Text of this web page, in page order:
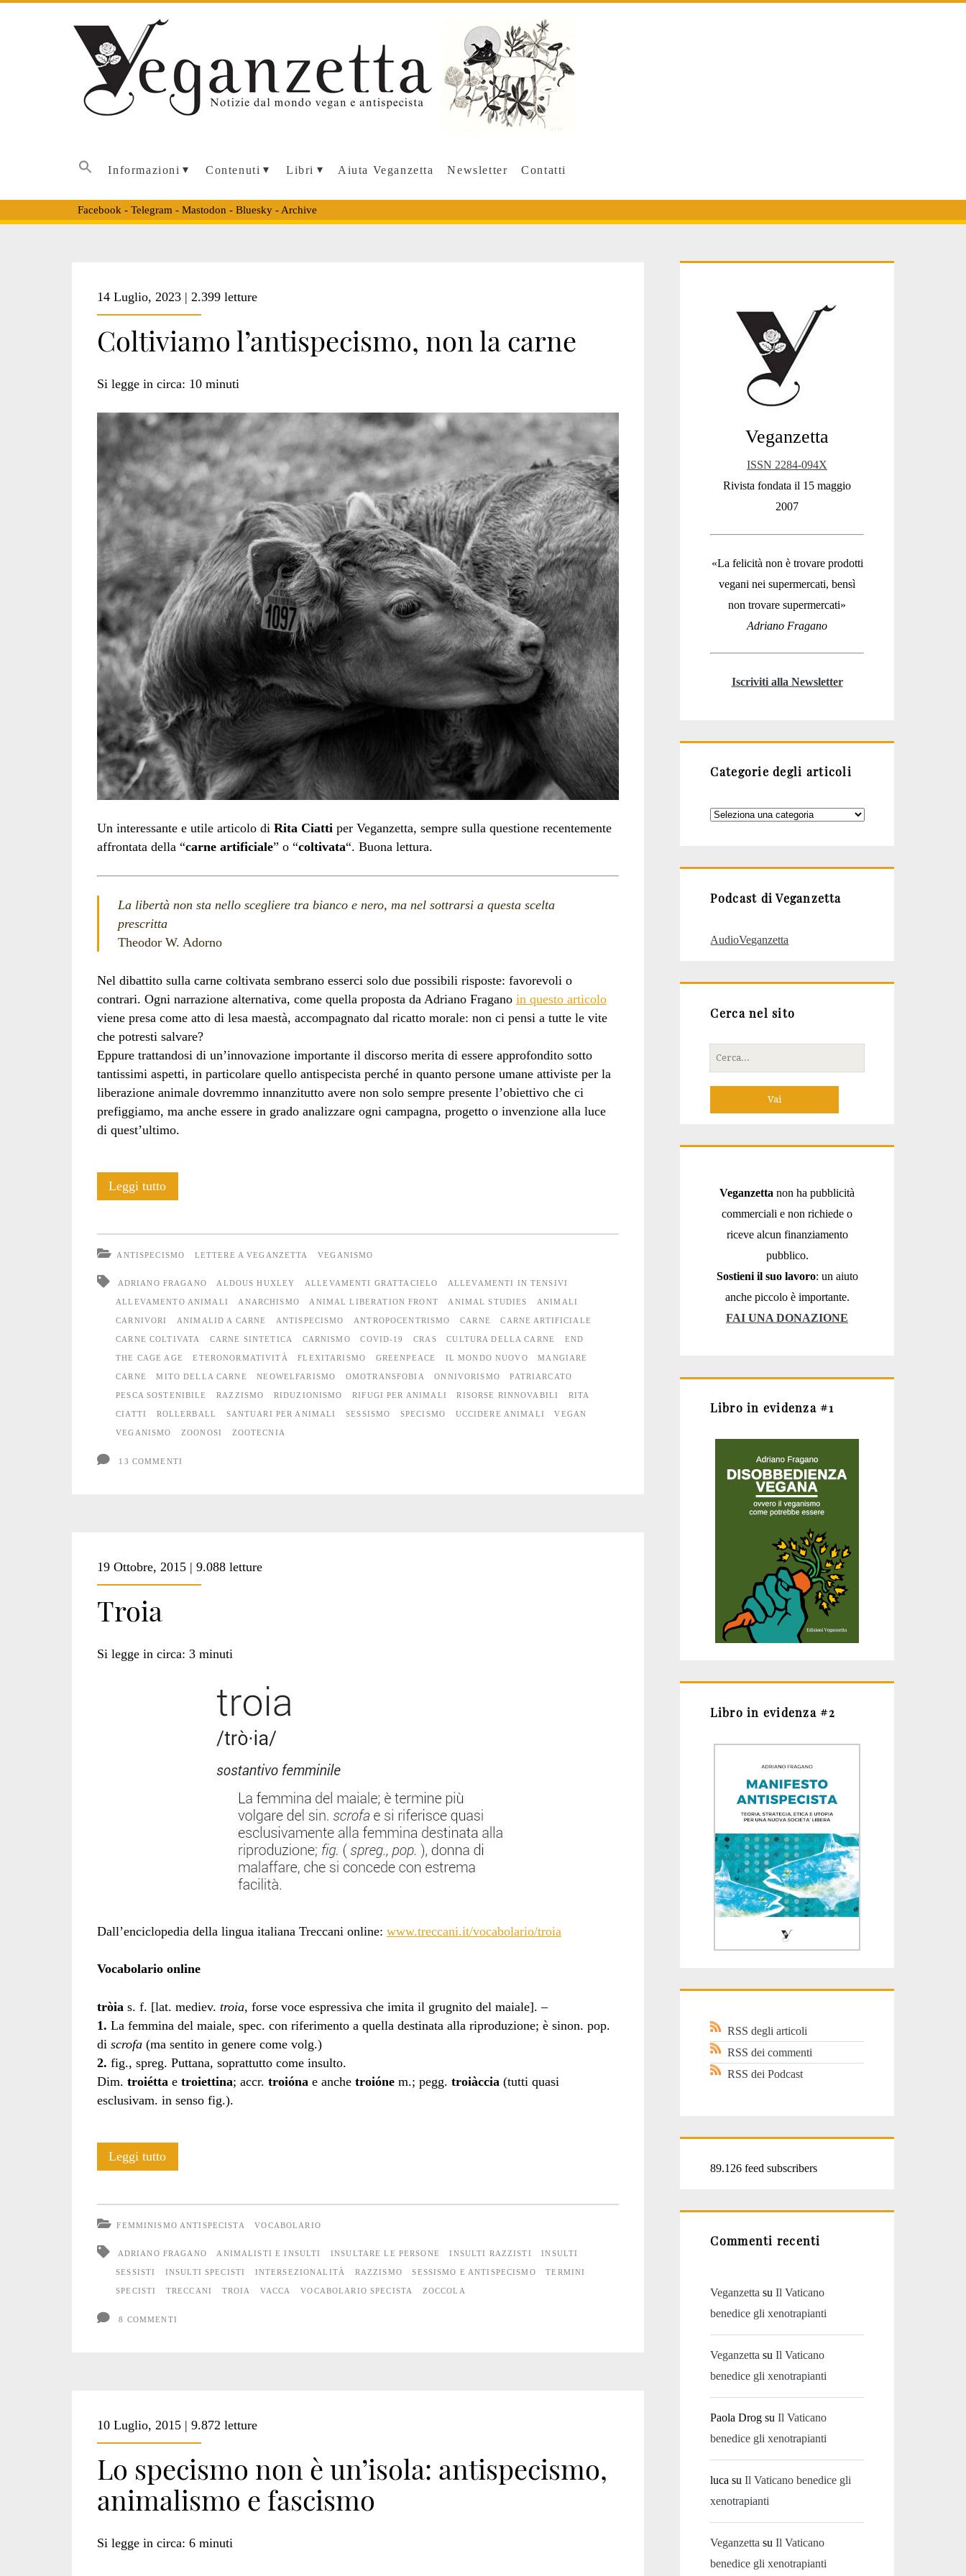
Informazioni Contenuti Libri Aiuta Veganzetta Newsletter Contatti
Facebook - Telegram - Mastodon - Bluesky- Archive
<span>RAZZISMO</span>
14 Luglio, 2023 | 2.399 letture
Coltiviamo l’antispecismo, non la carne
Si legge in circa: 10 minuti
Un interessante e utile articolo di Rita Ciattiper Veganzetta, sempre sulla questione recentemente
affrontata della “carne artificiale” o “coltivata“. Buona lettura.
La libertà non sta nello scegliere tra bianco e nero, ma nel sottrarsi a questa scelta
prescritta
Theodor W. Adorno
Nel dibattito sulla carne coltivata sembrano esserci solo due possibili risposte: favorevoli o
contrari. Ogni narrazione alternativa, come quella proposta da Adriano Fragano in questo articolo
viene presa come atto di lesa maestà, accompagnato dal ricatto morale: non ci pensi a tutte le vite
che potresti salvare?
Eppure trattandosi di un’innovazione importante il discorso merita di essere approfondito sotto
tantissimi aspetti, in particolare quello antispecista perché in quanto persone umane attiviste per la
liberazione animale dovremmo innanzitutto avere non solo sempre presente l’obiettivo che ci
prefiggiamo, ma anche essere in grado analizzare ogni campagna, progetto o invenzione alla luce
di quest’ultimo.
Leggi tuttoColtiviamo
carne
ANTISPECISMO LETTERE A VEGANZETTA VEGANISMO
ADRIANO FRAGANO ALDOUS HUXLEY ALLEVAMENTI GRATTACIELO ALLEVAMENTI IN TENSIVI
ALLEVAMENTO ANIMALI ANARCHISMO ANIMAL LIBERATION FRONT ANIMAL STUDIES ANIMALI
CARNIVORI ANIMALID A CARNE ANTISPECISMO ANTROPOCENTRISMO CARNE CARNE ARTIFICIALE
CARNE COLTIVATA CARNE SINTETICA CARNISMO COVID-19 CRAS CULTURA DELLA CARNE END
THE CAGE AGE ETERONORMATIVITÀ FLEXITARISMO GREENPEACE IL MONDO NUOVO MANGIARE
CARNE MITO DELLA CARNE NEOWELFARISMO OMOTRANSFOBIA ONNIVORISMO PATRIARCATO
PESCA SOSTENIBILE RAZZISMO RIDUZIONISMO RIFUGI PER ANIMALI RISORSE RINNOVABILI RITA
CIATTI ROLLERBALL SANTUARI PER ANIMALI SESSISMO SPECISMO UCCIDERE ANIMALI VEGAN
VEGANISMO ZOONOSI ZOOTECNIA
13 COMMENTI
19 Ottobre, 2015 | 9.088 letture
Troia
Si legge in circa: 3 minuti
Dall’enciclopedia della lingua italiana Treccani online: www.treccani.it/vocabolario/troia
Vocabolario online
tròia s. f. [lat. mediev. troia, forse voce espressiva che imita il grugnito del maiale]. –
1. La femmina del maiale, spec. con riferimento a quella destinata alla riproduzione; è sinon. pop.
di scrofa(ma sentito in genere come volg.)
2. fig., spreg. Puttana, soprattutto come insulto.
Dim. troiétta e troiettina; accr. troióna e anche troiónem.; pegg. troiàccia (tutti quasi
esclusivam. in senso fig.).
Leggi tuttoTroia
FEMMINISMO ANTISPECISTA VOCABOLARIO
ADRIANO FRAGANO ANIMALISTI E INSULTI INSULTARE LE PERSONE INSULTI RAZZISTI INSULTI
SESSISTI INSULTI SPECISTI INTERSEZIONALITÀ RAZZISMO SESSISMO E ANTISPECISMO TERMINI
SPECISTI TRECCANI TROIA VACCA VOCABOLARIO SPECISTA ZOCCOLA
8 COMMENTI
10 Luglio, 2015 | 9.872 letture
Lo specismo non è un’isola: antispecismo,
animalismo e fascismo
Si legge in circa: 6 minuti
Sidebar
Veganzetta
ISSN 2284-094X
Rivista fondata il 15 maggio
2007
«La felicità non è trovare prodotti
vegani nei supermercati, bensì
non trovare supermercati»
Adriano Fragano
Iscriviti alla Newsletter
Categorie degli articoli
Categorie
Podcast di Veganzetta
AudioVeganzetta
Cerca nel sito
Cerca
per:
Veganzetta non ha pubblicità
commerciali e non richiede o
riceve alcun finanziamento
pubblico.
Sostieni il suo lavoro: un aiuto
anche piccolo è importante.
FAI UNA DONAZIONE
Libro in evidenza #1
Libro in evidenza #2
RSS degli articoli
RSS dei commenti
RSS dei Podcast
89.126 feed subscribers
Commenti recenti
Veganzetta suIl Vaticano
benedice gli xenotrapianti
Veganzetta suIl Vaticano
benedice gli xenotrapianti
Paola Drog suIl Vaticano
benedice gli xenotrapianti
luca suIl Vaticano benedice gli
xenotrapianti
Veganzetta suIl Vaticano
benedice gli xenotrapianti